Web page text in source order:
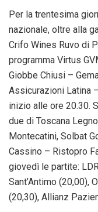
Per la trentesima
nazionale, oltre alla
Crifo Wines Ruvo di
programma Virtus
Giobbe Chiusi –
Assicurazioni Latina
inizio alle ore 20.30.
due di Toscana
Montecatini, Solbat
Cassino – Ristopro
giovedì le partite:
Sant’Antimo (20,00),
(20,30), Allianz